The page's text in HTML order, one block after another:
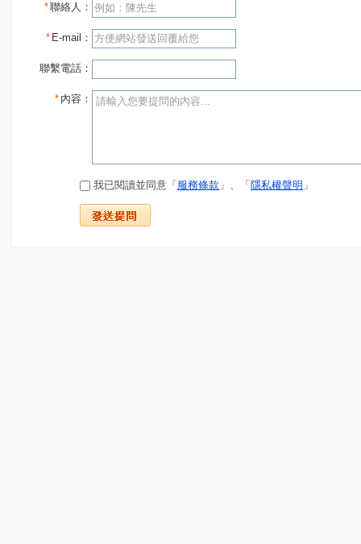
*聯絡人：
* E-mail：
聯繫電話：
* 內容：
我已閱讀並同意「 服務條款 」、「 隱私權聲明 」